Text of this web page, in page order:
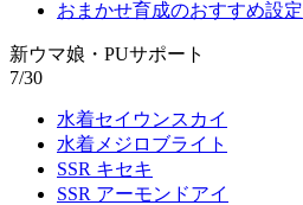
おまかせ育成のおすすめ設定
新ウマ娘・PUサポート
7/30
水着セイウンスカイ
水着メジロブライト
SSR キセキ
SSR アーモンドアイ